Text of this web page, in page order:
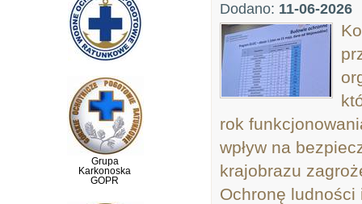
Grupa
Karkonoska
GOPR
Dodano: 11-06-2026
rok
wpływ na
krajobrazu
Ochronę